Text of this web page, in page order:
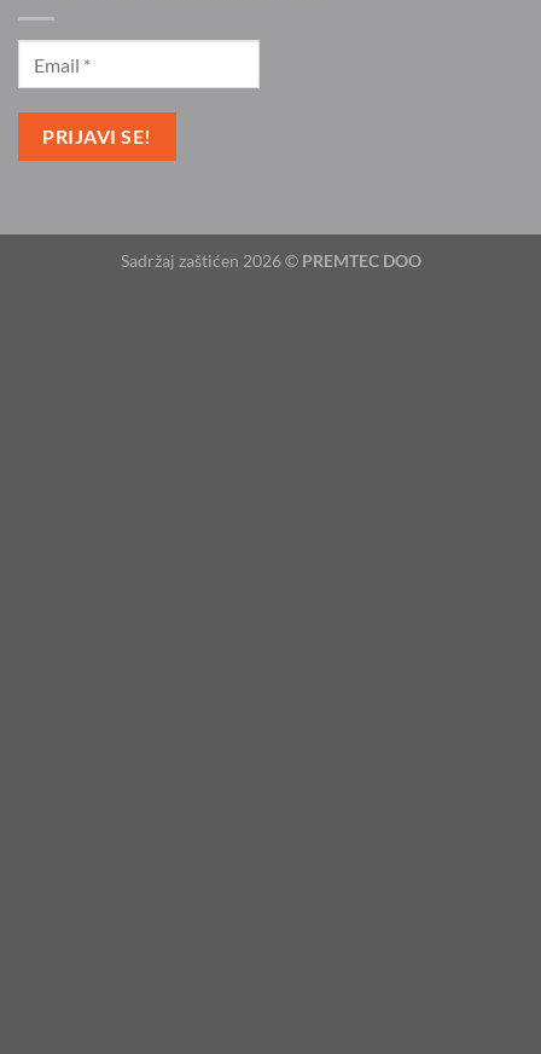
Sadržaj zaštićen 2026 © PREMTEC DOO